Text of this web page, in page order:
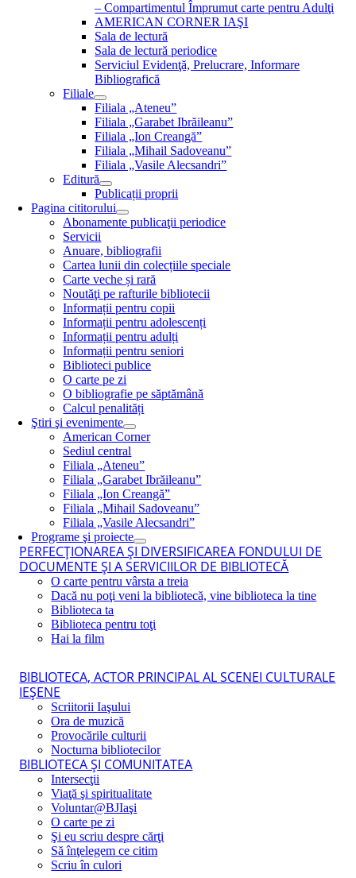
– Compartimentul Împrumut carte pentru Adulţi
AMERICAN CORNER IAŞI
Sala de lectură
Sala de lectură periodice
Serviciul Evidenţă, Prelucrare, Informare
Bibliografică
Filiale
Filiala „Ateneu”
Filiala „Garabet Ibrăileanu”
Filiala „Ion Creangă”
Filiala „Mihail Sadoveanu”
Filiala „Vasile Alecsandri”
Editură
Publicații proprii
Pagina cititorului
Abonamente publicaţii periodice
Servicii
Anuare, bibliografii
Cartea lunii din colecțiile speciale
Carte veche și rară
Noutăţi pe rafturile bibliotecii
Informații pentru copii
Informații pentru adolescenți
Informații pentru adulți
Informații pentru seniori
Biblioteci publice
O carte pe zi
O bibliografie pe săptămână
Calcul penalități
Ştiri şi evenimente
American Corner
Sediul central
Filiala „Ateneu”
Filiala „Garabet Ibrăileanu”
Filiala „Ion Creangă”
Filiala „Mihail Sadoveanu”
Filiala „Vasile Alecsandri”
Programe şi proiecte
PERFECŢIONAREA ŞI DIVERSIFICAREA FONDULUI DE
DOCUMENTE ŞI A SERVICIILOR DE BIBLIOTECĂ
O carte pentru vârsta a treia
Dacă nu poţi veni la bibliotecă, vine biblioteca la tine
Biblioteca ta
Biblioteca pentru toţi
Hai la film
BIBLIOTECA, ACTOR PRINCIPAL AL SCENEI CULTURALE
IEŞENE
Scriitorii Iaşului
Ora de muzică
Provocările culturii
Nocturna bibliotecilor
BIBLIOTECA ŞI COMUNITATEA
Intersecţii
Viaţă şi spiritualitate
Voluntar@BJIaşi
O carte pe zi
Şi eu scriu despre cărţi
Să înţelegem ce citim
Scriu în culori